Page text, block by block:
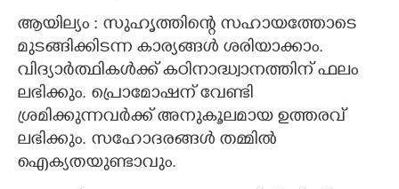
ആയില്യം : സുഹൃത്തിന്റെ സഹായത്തോടെ
മുടങ്ങിക്കിടന്ന കാര്യങ്ങൾ ശരിയാക്കാം.
വിദ്യാർത്ഥികൾക്ക് കഠിനാദ്ധ്വാനത്തിന് ഫലം
ലഭിക്കും. പ്രൊമോഷന് വേണ്ടി
ശ്രമിക്കുന്നവർക്ക് അനുകൂലമായ ഉത്തരവ്
ലഭിക്കും. സഹോദരങ്ങൾ തമ്മിൽ
ഐക്യതയുണ്ടാവും.